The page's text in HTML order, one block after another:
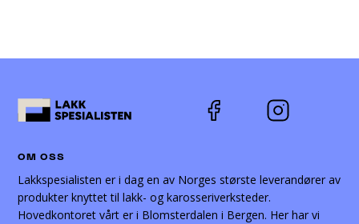
OM OSS
Lakkspesialisten er i dag en av Norges største leverandører av
produkter knyttet til lakk- og karosseriverksteder.
Hovedkontoret vårt er i Blomsterdalen i Bergen. Her har vi